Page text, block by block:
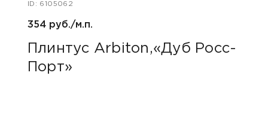
ID: 6105062
354 руб./м.п.
Плинтус Arbiton,«Дуб Росс-
Порт»